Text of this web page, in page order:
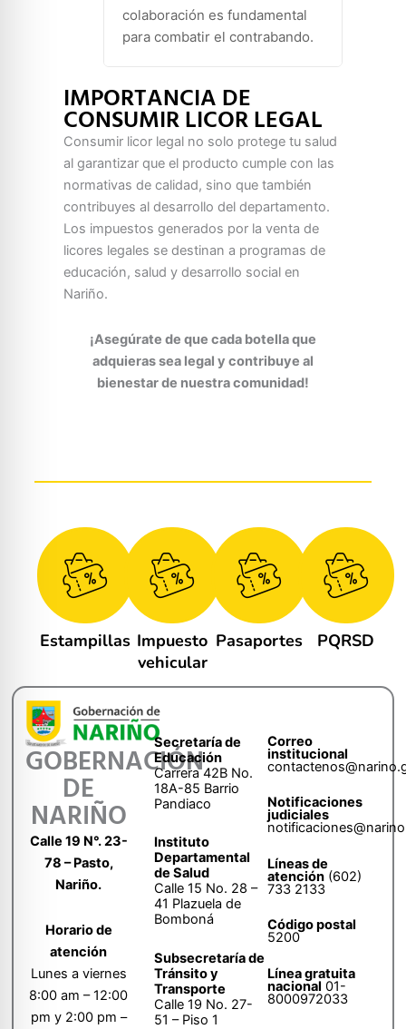
colaboración es fundamental
para combatir el contrabando.
IMPORTANCIA DE
CONSUMIR LICOR LEGAL
Consumir licor legal no solo protege tu salud
al garantizar que el producto cumple con las
normativas de calidad, sino que también
contribuyes al desarrollo del departamento.
Los impuestos generados por la venta de
licores legales se destinan a programas de
educación, salud y desarrollo social en
Nariño.
¡Asegúrate de que cada botella que
adquieras sea legal y contribuye al
bienestar de nuestra comunidad!
Estampillas Impuesto
vehicular
Pasaportes PQRSD
GOBERNACIÓN
DE
NARIÑO
Calle 19 N°. 23-
78 – Pasto,
Nariño.
Horario de
atención
Lunes a viernes
8:00 am – 12:00
pm y 2:00 pm –
Secretaría de
Educación
Carrera 42B No.
18A-85 Barrio
Pandiaco
Instituto
Departamental
de Salud
Calle 15 No. 28 –
41 Plazuela de
Bomboná
Subsecretaría de
Tránsito y
Transporte
Calle 19 No. 27-
51 – Piso 1
Correo
institucional
Notificaciones
judiciales
Líneas de
atención (602)
733 2133
Código postal
5200
Línea gratuita
nacional 01-
8000972033